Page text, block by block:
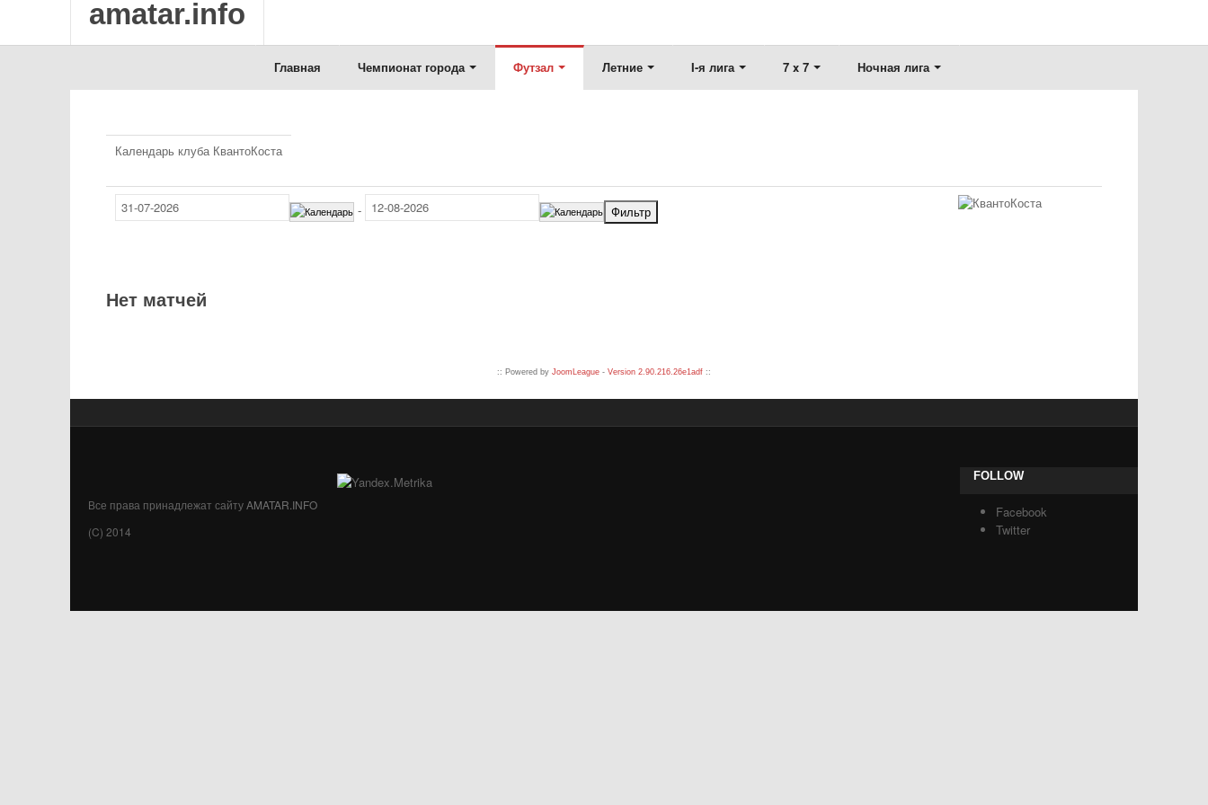
amatar.info
Главная Чемпионат города Футзал Летние I-я лига 7 x 7 Ночная лига
Календарь клуба КвантоКоста
-
Нет матчей
:: Powered by JoomLeague - Version 2.90.216.26e1adf ::
Все права принадлежат сайтуAMATAR.INFO
(C) 2014
FOLLOW
Facebook
Twitter